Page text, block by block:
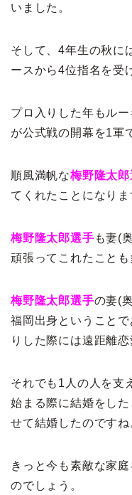
いました。
そして、4年生の秋に
ースから4位指名を受
プロ入りした年もル
が公式戦の開幕を1軍
順風満帆な梅野隆太郎
てくれたことになりま
梅野隆太郎選手 も妻(
頑張ってこれたこと
梅野隆太郎選手の妻(
福岡出身ということ
りした際には遠距離
それでも1人の人を支
始まる際に結婚をし
せて結婚したのですね
きっと今も素敵な家
のでしょう。